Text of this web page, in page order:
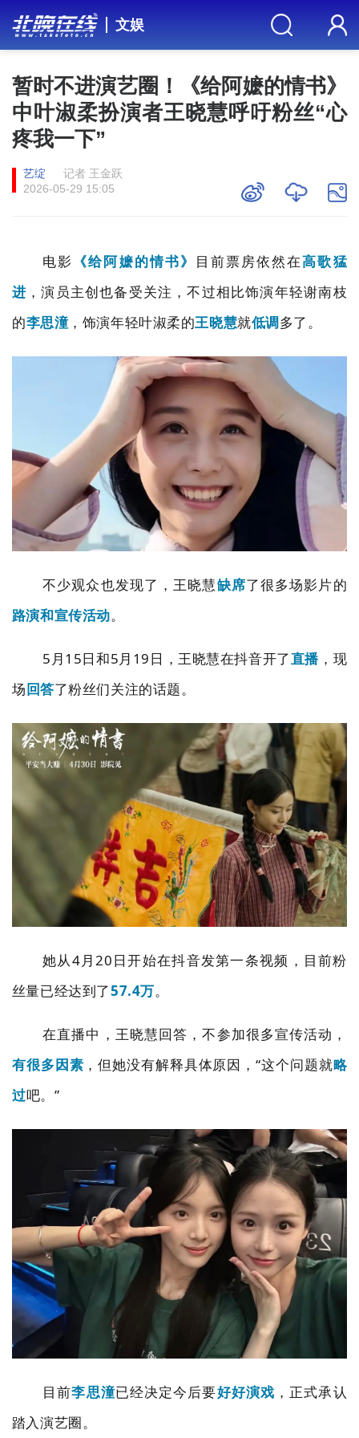
文娱
暂时不进演艺圈！《给阿嬷的情书》
中叶淑柔扮演者王晓慧呼吁粉丝“心
疼我一下”
艺绽
记者 王金跃
2026-05-29 15:05
电影 《给阿嬷的情书》 目前票房依然在高歌猛
进 ，演员主创也备受关注，不过相比饰演年轻谢南枝
的李思潼，饰演年轻叶淑柔的王晓慧就低调多了。
不少观众也发现了，王晓慧缺席了很多场影片的
路演和宣传活动。
5 月15日和5月 19日，王晓慧在抖音开了直播，现
场回答了粉丝们关注的话题。
她从4月20日开始在抖音发第一条视频，目前粉
丝量已经达到了57.4万。
在直播中，王晓慧回答，不参加很多宣传活动，
有很多因素 ，但她没有解释具体原因，“这个问题就略
过吧。 ”
目前李思潼已经决定今后要好好演戏 ，正式承认
踏入演艺圈。